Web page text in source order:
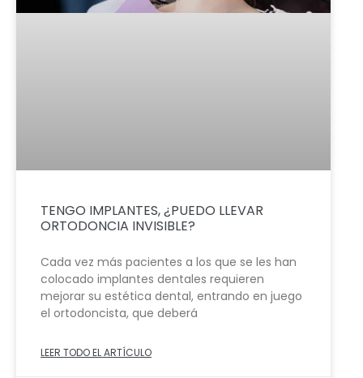
TENGO IMPLANTES, ¿PUEDO LLEVAR
ORTODONCIA INVISIBLE?
Cada vez más pacientes a los que se les han
colocado implantes dentales requieren
mejorar su estética dental, entrando en juego
el ortodoncista, que deberá
LEER TODO EL ARTÍCULO